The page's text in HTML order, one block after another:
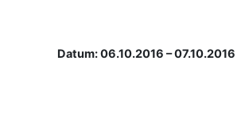
Datum: 06.10.2016 – 07.10.2016